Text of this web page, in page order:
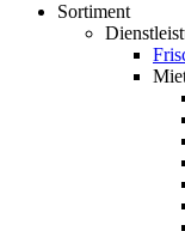
Sortiment